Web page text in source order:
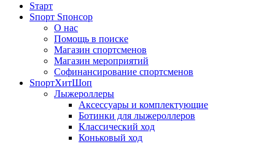
Sтарт
Sпорт Sпонсор
О нас
Помощь в поиске
Магазин спортсменов
Магазин мероприятий
Софинансирование спортсменов
SпортХитШоп
Лыжероллеры
Аксессуары и комплектующие
Ботинки для лыжероллеров
Классический ход
Коньковый ход